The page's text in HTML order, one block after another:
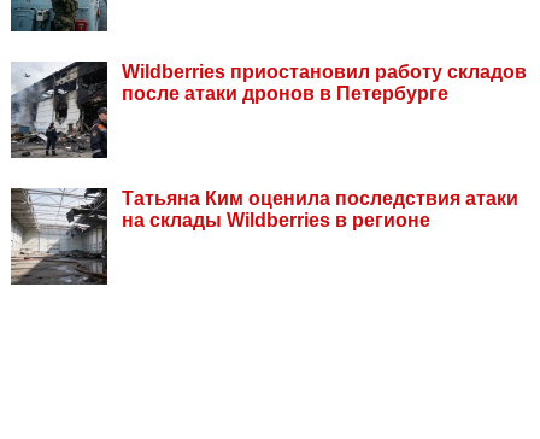
Wildberries приостановил работу складов
после атаки дронов в Петербурге
Татьяна Ким оценила последствия атаки
на склады Wildberries в регионе